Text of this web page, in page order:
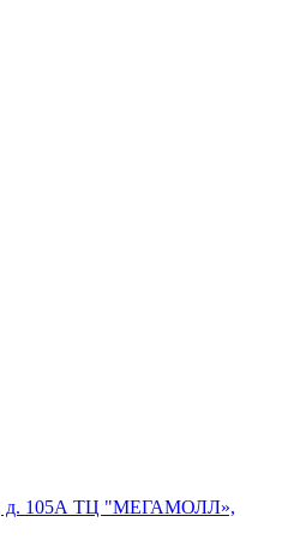
д. 105А ТЦ "МЕГАМОЛЛ»,